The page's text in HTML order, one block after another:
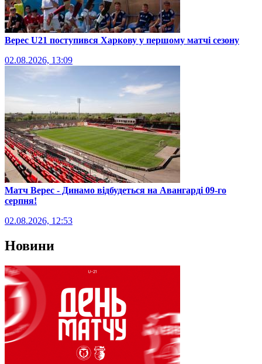
Верес U21 поступився Харкову у першому матчі сезону
02.08.2026, 13:09
Матч Верес - Динамо відбудеться на Авангарді 09-го
серпня!
02.08.2026, 12:53
Новини